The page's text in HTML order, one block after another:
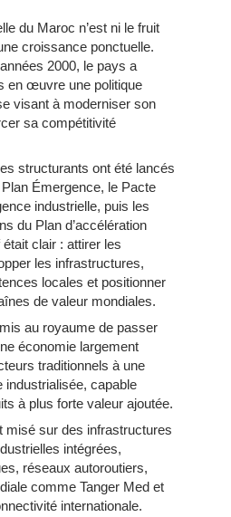
du Maroc n’est ni le fruit
croissance ponctuelle.
2000, le pays a
en œuvre une politique
visant à moderniser son
sa compétitivité
structurants ont été lancés
Émergence, le Pacte
industrielle, puis les
du Plan d’accélération
était clair : attirer les
les infrastructures,
locales et positionner
de valeur mondiales.
au royaume de passer
économie largement
traditionnels à une
industrialisée, capable
à plus forte valeur ajoutée.
misé sur des infrastructures
intégrées,
réseaux autoroutiers,
comme Tanger Med et
internationale.